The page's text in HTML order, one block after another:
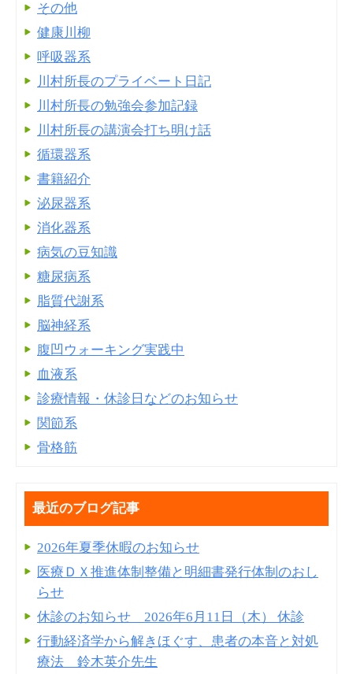
その他
健康川柳
呼吸器系
川村所長のプライベート日記
川村所長の勉強会参加記録
川村所長の講演会打ち明け話
循環器系
書籍紹介
泌尿器系
消化器系
病気の豆知識
糖尿病系
脂質代謝系
脳神経系
腹凹ウォーキング実践中
血液系
診療情報・休診日などのお知らせ
関節系
骨格筋
最近のブログ記事
2026年夏季休暇のお知らせ
医療ＤＸ推進体制整備と明細書発⾏体制のおし
らせ
休診のお知らせ 2026年6月11日（木） 休診
行動経済学から解きほぐす、患者の本音と対処
療法 鈴木英介先生